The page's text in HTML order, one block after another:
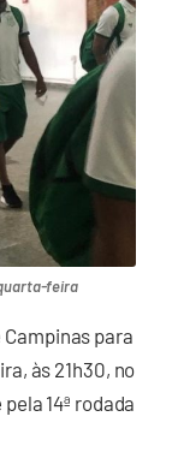
feira
para
às 21h30, no
14ª rodada